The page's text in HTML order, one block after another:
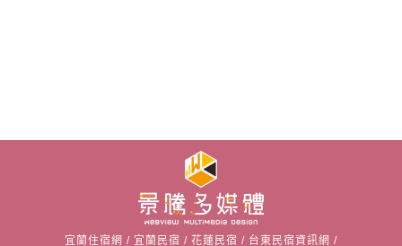
宜蘭住宿網 / 宜蘭民宿 / 花蓮民宿 / 台東民宿資訊網 /